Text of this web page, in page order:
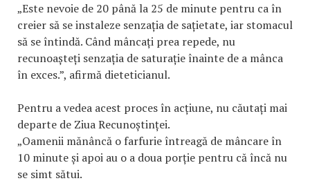
„Este nevoie de 20 până la 25 de minute pentru ca în
creier să se instaleze senzația de sațietate, iar stomacul
să se întindă. Când mâncați prea repede, nu
recunoașteți senzația de saturație înainte de a mânca
în exces.”, afirmă dieteticianul.
Pentru a vedea acest proces în acțiune, nu căutați mai
departe de Ziua Recunoștinței.
„Oamenii mănâncă o farfurie întreagă de mâncare în
10 minute și apoi au o a doua porție pentru că încă nu
se simt sătui.